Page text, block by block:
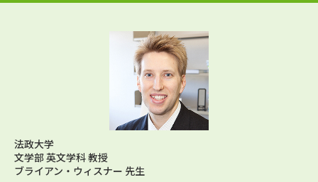
個人情報取扱規定
テレメール進学カタログ
訂正のご案内
法政大学
文学部 英文学科 教授
ブライアン・ウィスナー 先生